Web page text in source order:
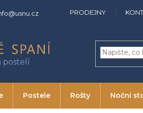
PRODEJNY
Postele Rošty Noční